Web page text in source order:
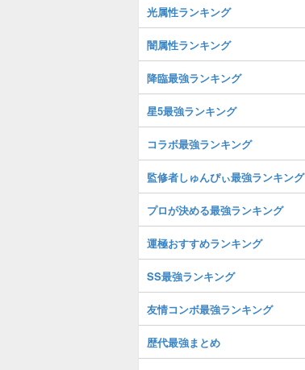
光属性ランキング
闇属性ランキング
降臨最強ランキング
星5最強ランキング
コラボ最強ランキング
監修者しゅんぴぃ最強ランキング
プロが決める最強ランキング
運極おすすめランキング
SS最強ランキング
友情コンボ最強ランキング
歴代最強まとめ